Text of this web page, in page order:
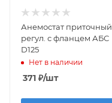
Анемостат приточный
регул. с фланцем АБС
D125
Нет в наличии
371 ₽/шт